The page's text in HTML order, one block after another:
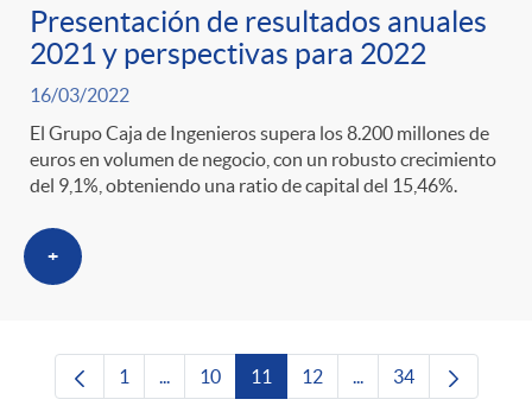
Presentación de resultados anuales
2021 y perspectivas para 2022
16/03/2022
El Grupo Caja de Ingenieros supera los 8.200 millones de
euros en volumen de negocio, con un robusto crecimiento
del 9,1%, obteniendo una ratio de capital del 15,46%.
+
Página
1 ...Páginas intermedias Use TAB para
Página
10 Página
11 Página
12 ...Páginas intermedias
Página
34